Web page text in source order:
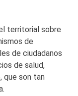
territorial sobre
de
de ciudadanos
de salud,
que son tan